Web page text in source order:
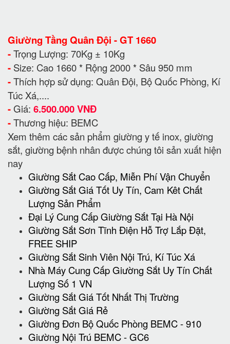
Giường Tầng Quân Đội - GT 1660
-Trọng Lượng: 70Kg ± 10Kg
- Size: Cao 1660 * Rộng 2000 * Sâu 950 mm
-Thích hợp sử dụng: Quân Đội, Bộ Quốc Phòng, Kí
Túc Xá,....
- Giá: 6.500.000 VNĐ
-Thương hiệu: BEMC
Xem thêm các sản phẩm giường y tế inox, giường
sắt, giường bệnh nhân được chúng tôi sản xuất hiện
nay
Giường Sắt Cao Cấp, Miễn Phí Vận Chuyển
Giường Sắt Giá Tốt Uy Tín, Cam Kêt Chất
Lượng Sản Phẩm
Đại Lý Cung Cấp Giường Sắt Tại Hà Nội
Giường Sắt Sơn Tĩnh Điện Hỗ Trợ Lắp Đặt,
FREE SHIP
Giường Sắt Sinh Viên Nội Trú, Kí Túc Xá
Nhà Máy Cung Cấp Giường Sắt Uy Tín Chất
Lượng Số 1 VN
Giường Sắt Giá Tốt Nhất Thị Trường
Giường Sắt Giá Rẻ
Giường Đơn Bộ Quốc Phòng BEMC - 910
Giường Nội Trú BEMC - GC6